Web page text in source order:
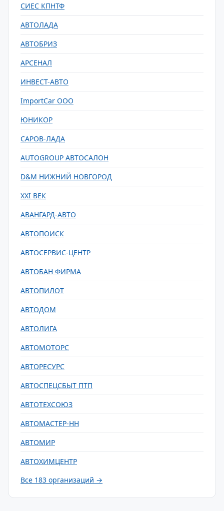
СИЕС КПНТФ
АВТОЛАДА
АВТОБРИЗ
АРСЕНАЛ
ИНВЕСТ-АВТО
ImportCar ООО
ЮНИКОР
САРОВ-ЛАДА
AUTOGROUP АВТОСАЛОН
D&M НИЖНИЙ НОВГОРОД
XXI ВЕК
АВАНГАРД-АВТО
АВТОПОИСК
АВТОСЕРВИС-ЦЕНТР
АВТОБАН ФИРМА
АВТОПИЛОТ
АВТОДОМ
АВТОЛИГА
АВТОМОТОРС
АВТОРЕСУРС
АВТОСПЕЦСБЫТ ПТП
АВТОТЕХСОЮЗ
АВТОМАСТЕР-НН
АВТОМИР
АВТОХИМЦЕНТР
Все 183 организаций →